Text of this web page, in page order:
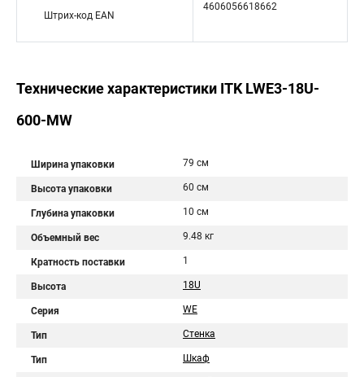
Штрих-код EAN
4606056618662
Технические характеристики ITK LWE3-18U-
600-MW
Ширина упаковки 79 см
Высота упаковки 60 см
Глубина упаковки 10 см
Объемный вес 9.48 кг
Кратность поставки 1
Высота 18U
Серия WE
Тип Стенка
Тип Шкаф